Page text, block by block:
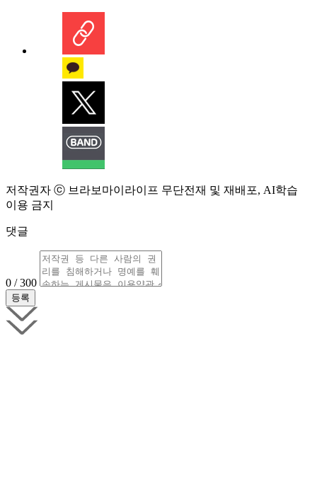
저작권자 ⓒ 브라보마이라이프 무단전재 및 재배포, AI학습
이용 금지
댓글
0 / 300